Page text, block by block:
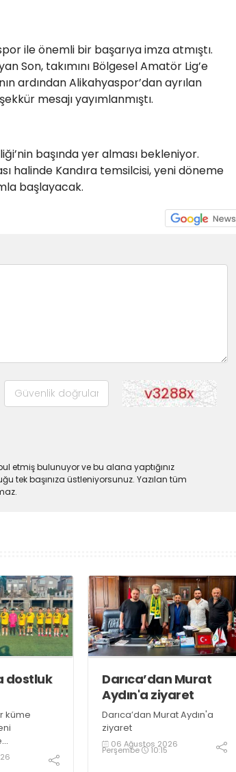
ile önemli bir başarıya imza atmıştı.
Son, takımını Bölgesel Amatör Lig’e
ardından Alikahyaspor’dan ayrılan
mesajı yayımlanmıştı.
başında yer alması bekleniyor.
halinde Kandıra temsilcisi, yeni döneme
başlayacak.
etmiş bulunuyor ve bu alana yaptığınız
tek başınıza üstleniyorsunuz. Yazılan tüm
dostluk
küme
U10, U11 ve
Darıca’dan Murat
Aydın'a ziyaret
Darıca’dan Murat Aydın'a
ziyaret
06 Ağustos 2026
Perşembe 10:15